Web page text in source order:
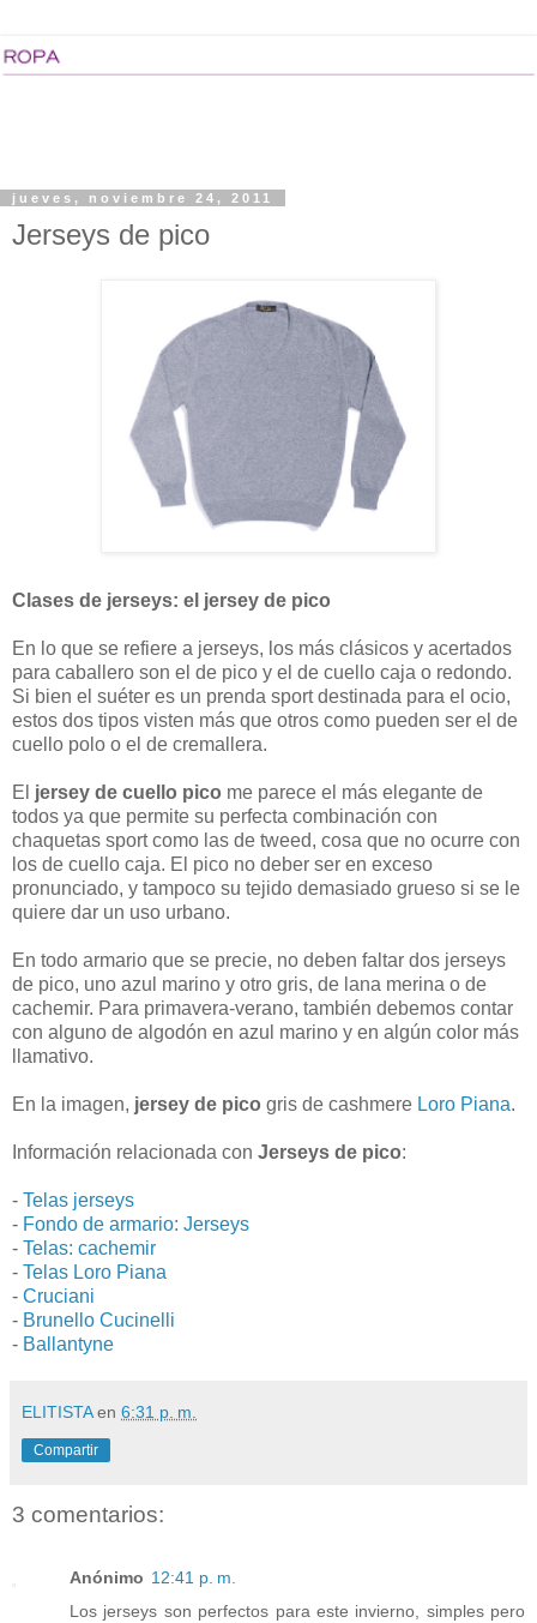
jueves, noviembre 24, 2011
Jerseys de pico
Clases de jerseys: el jersey de pico
En lo que se refiere a jerseys, los más clásicos y acertados
para caballero son el de pico y el de cuello caja o redondo.
Si bien el suéter es un prenda sport destinada para el ocio,
estos dos tipos visten más que otros como pueden ser el de
cuello polo o el de cremallera.
El jersey de cuello pico me parece el más elegante de
todos ya que permite su perfecta combinación con
chaquetas sport como las de tweed, cosa que no ocurre con
los de cuello caja. El pico no deber ser en exceso
pronunciado, y tampoco su tejido demasiado grueso si se le
quiere dar un uso urbano.
En todo armario que se precie, no deben faltar dos jerseys
de pico, uno azul marino y otro gris, de lana merina o de
cachemir. Para primavera-verano, también debemos contar
con alguno de algodón en azul marino y en algún color más
llamativo.
En la imagen, jersey de pico gris de cashmere Loro Piana.
Información relacionada con Jerseys de pico:
- Telas jerseys
- Fondo de armario: Jerseys
- Telas: cachemir
- Telas Loro Piana
- Cruciani
- Brunello Cucinelli
- Ballantyne
ELITISTA en 6:31 p. m.
Compartir
3 comentarios:
Anónimo 12:41 p. m.
Los jerseys son perfectos para este invierno, simples pero